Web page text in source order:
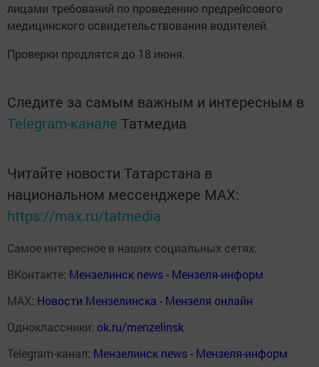
лицами требований по проведению предрейсового
медицинского освидетельствования водителей.
Проверки продлятся до 18 июня.
Следите за самым важным и интересным в
Telegram-канале Татмедиа
Читайте новости Татарстана в
национальном мессенджере MАХ:
https://max.ru/tatmedia
Самое интересное в наших социальных сетях:
ВКонтакте: Мензелинск news - Мензеля-информ
MAX: Новости Мензелинска - Мензеля онлайн
Одноклассники: ok.ru/menzelinsk
Telegram-канал: Мензелинск news - Мензеля-информ